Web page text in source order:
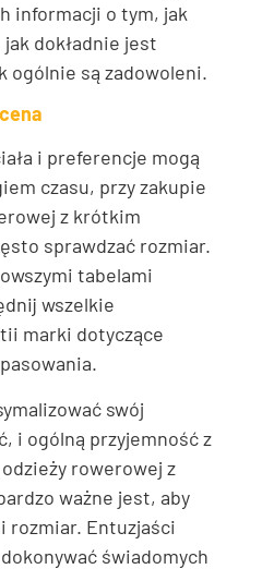
informacji o tym, jak
dokładnie jest
ogólnie są zadowoleni.
i preferencje mogą
czasu, przy zakupie
z krótkim
sprawdzać rozmiar.
tabelami
wszelkie
marki dotyczące
swój
i ogólną przyjemność z
rowerowej z
ważne jest, aby
rozmiar. Entuzjaści
świadomych